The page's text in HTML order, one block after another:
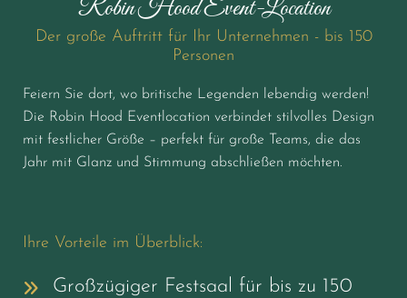
Robin Hood Event-Location
Der große Auftritt für Ihr Unternehmen - bis 150
Personen
Feiern Sie dort, wo britische Legenden lebendig werden!
Die Robin Hood Eventlocation verbindet stilvolles Design
mit festlicher Größe – perfekt für große Teams, die das
Jahr mit Glanz und Stimmung abschließen möchten.
Ihre Vorteile im Überblick:
Großzügiger Festsaal für bis zu 150